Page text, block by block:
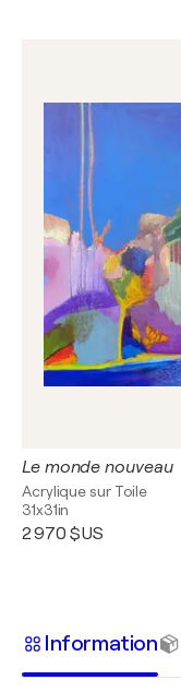
Le monde nouveau
Acrylique sur Toile
31x31in
2 970 $US
Information